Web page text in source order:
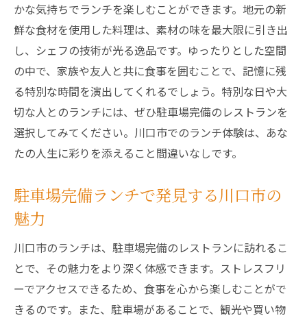
かな気持ちでランチを楽しむことができます。地元の新
鮮な食材を使用した料理は、素材の味を最大限に引き出
し、シェフの技術が光る逸品です。ゆったりとした空間
の中で、家族や友人と共に食事を囲むことで、記憶に残
る特別な時間を演出してくれるでしょう。特別な日や大
切な人とのランチには、ぜひ駐車場完備のレストランを
選択してみてください。川口市でのランチ体験は、あな
たの人生に彩りを添えること間違いなしです。
駐車場完備ランチで発見する川口市の
魅力
川口市のランチは、駐車場完備のレストランに訪れるこ
とで、その魅力をより深く体感できます。ストレスフリ
ーでアクセスできるため、食事を心から楽しむことがで
きるのです。また、駐車場があることで、観光や買い物